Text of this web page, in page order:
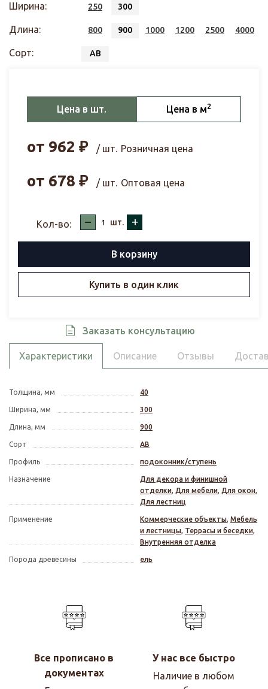
Ширина: 250 300
Длина: 800 900 1000 1200 2500 4000
Сорт: АВ
Цена в шт. Цена в м2
от 962 ₽ / шт. Розничная цена
от 678 ₽ / шт. Оптовая цена
Кол-во: – шт. +
В корзину
Купить в один клик
Заказать консультацию
Характеристики Описание Отзывы
Толщина, мм 40
Ширина, мм 300
Длина, мм 900
Сорт АВ
Профиль подоконник/ступень
Назначение
Для декора и финишной
отделки, Для мебели, Для окон,
Для лестниц
Применение Коммерческие объекты, Мебель
и лестницы, Террасы и беседки,
Внутренняя отделка
Порода древесины ель
Все прописано в
документах
У нас все быстро
Наличие в любом